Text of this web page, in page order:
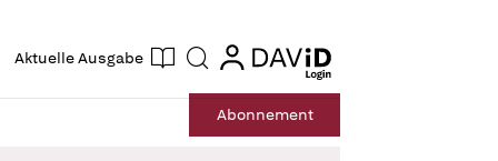
Aktuelle Ausgabe Suche login
login
Abonnement